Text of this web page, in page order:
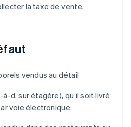
la taxe de vente.
vendus au détail
d. sur étagère), qu’il soit livré
voie électronique